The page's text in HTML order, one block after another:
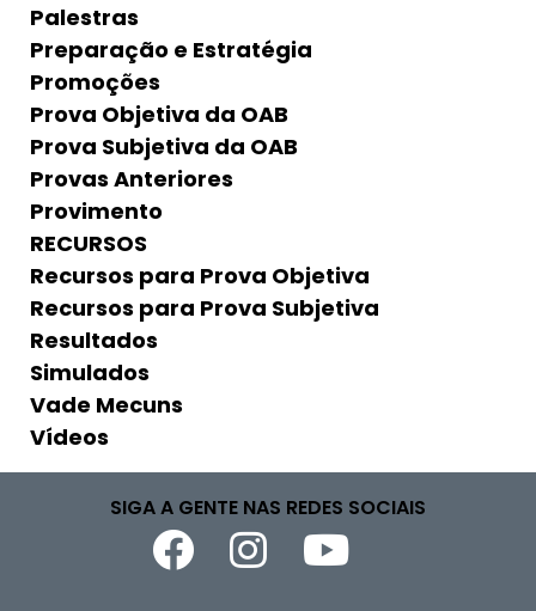
Palestras
Preparação e Estratégia
Promoções
Prova Objetiva da OAB
Prova Subjetiva da OAB
Provas Anteriores
Provimento
RECURSOS
Recursos para Prova Objetiva
Recursos para Prova Subjetiva
Resultados
Simulados
Vade Mecuns
Vídeos
SIGA A GENTE NAS REDES SOCIAIS